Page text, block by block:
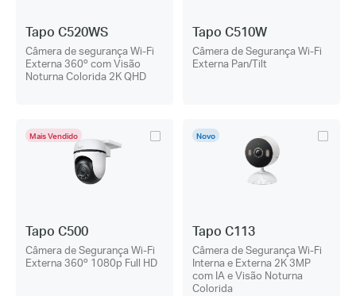
Tapo C520WS
Câmera de segurança Wi-Fi
Externa 360º com Visão
Noturna Colorida 2K QHD
Tapo C510W
Câmera de Segurança Wi-Fi
Externa Pan/Tilt
Mais Vendido
Tapo C500
Câmera de Segurança Wi-Fi
Externa 360º 1080p Full HD
Novo
Tapo C113
Câmera de Segurança Wi-Fi
Interna e Externa 2K 3MP
com IA e Visão Noturna
Colorida